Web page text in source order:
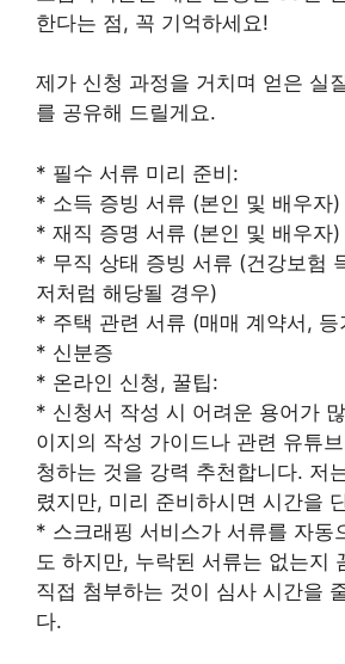
한다는 점, 꼭 기억하세요!
제가 신청 과정을 거치며 얻은 실
를 공유해 드릴게요.
* 필수 서류 미리 준비:
* 소득 증빙 서류 (본인 및 배우자)
* 재직 증명 서류 (본인 및 배우자)
* 무직 상태 증빙 서류 (건강보험
저처럼 해당될 경우)
* 주택 관련 서류 (매매 계약서, 등
* 신분증
* 온라인 신청, 꿀팁:
* 신청서 작성 시 어려운 용어가
이지의 작성 가이드나 관련 유튜
청하는 것을 강력 추천합니다. 저
렸지만, 미리 준비하시면 시간을
* 스크래핑 서비스가 서류를 자동
도 하지만, 누락된 서류는 없는지
직접 첨부하는 것이 심사 시간을
다.